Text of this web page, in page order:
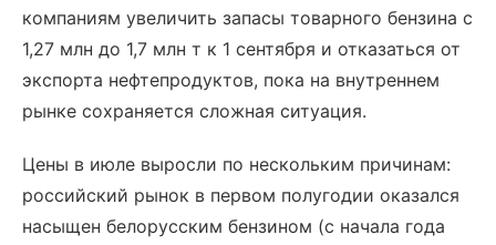
компаниям увеличить запасы товарного бензина с
1,27 млн до 1,7 млн т к 1 сентября и отказаться от
экспорта нефтепродуктов, пока на внутреннем
рынке сохраняется сложная ситуация.
Цены в июле выросли по нескольким причинам:
российский рынок в первом полугодии оказался
насыщен белорусским бензином (с начала года